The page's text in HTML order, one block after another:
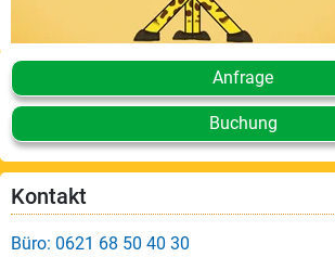
Anfrage
Buchung
Kontakt
Büro: 0621 68 50 40 30